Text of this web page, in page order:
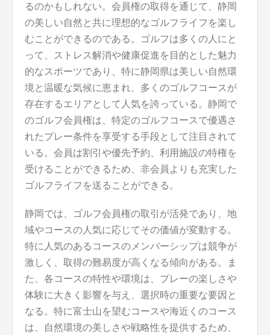
るのかもしれない。会員権の取得を通じて、静岡
の美しい自然と共に理想的なゴルフライフを楽し
むことができるのである。ゴルフは多くの人にと
って、ストレス解消や健康促進を目的とした魅力
的なスポーツであり、特に静岡県は美しい自然環
境と温暖な気候に恵まれ、多くのゴルフコースが
存在するエリアとして人気を誇っている。静岡で
のゴルフ会員権は、特定のゴルフコースで優遇さ
れたプレー条件を享受する手段として注目されて
いる。会員は割引や優先予約、利用施設の特権を
受けることができるため、非会員よりも充実した
ゴルフライフを送ることができる。
静岡では、ゴルフ会員権の取引が活発であり、地
域やコースの人気に応じてその価値が変動する。
特に人気のあるコースのメンバーシップは競争が
激しく、取得の難易度が高くなる傾向がある。ま
た、各コースの特性や環境は、プレーの楽しさや
体験に大きく影響を与え、選択時の重要な要因と
なる。特に富士山を望むコースや海近くのコース
は、自然環境の美しさや戦略性を提供するため、